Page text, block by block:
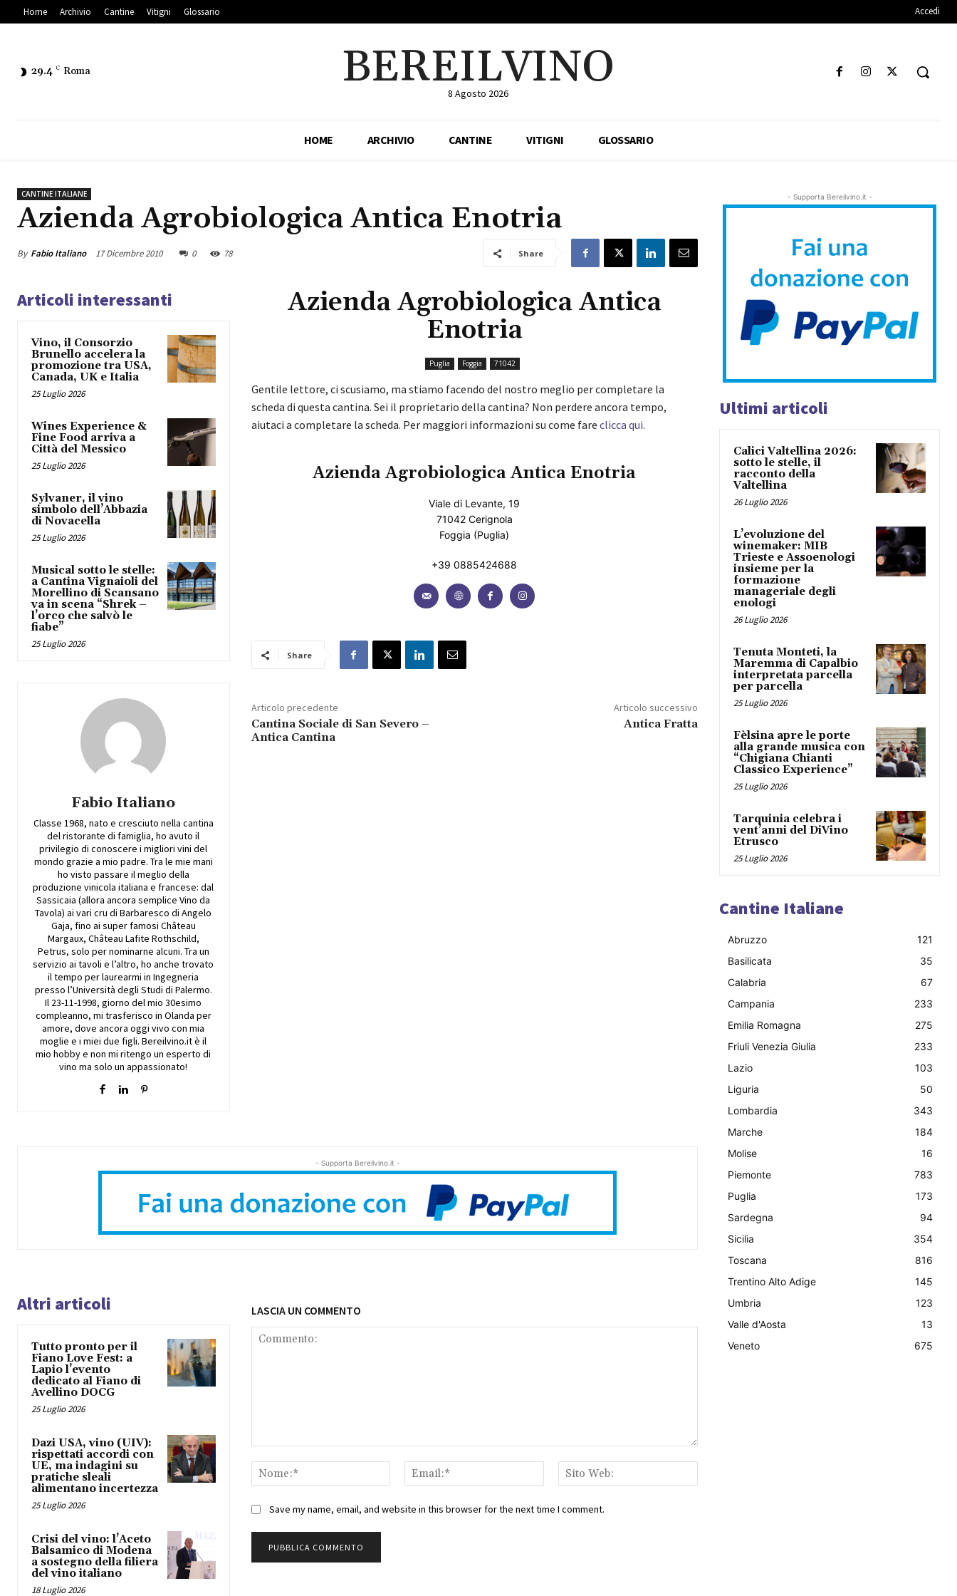
Home Archivio Cantine Vitigni Glossario Accedi
29.4 C Roma BEREILVINO
8 Agosto 2026
HOME ARCHIVIO CANTINE VITIGNI GLOSSARIO
CANTINE ITALIANE
Azienda Agrobiologica Antica Enotria
By Fabio Italiano 17 Dicembre 2010 0 78 Share
Articoli interessanti
Vino, il Consorzio
Brunello accelera la
promozione tra USA,
Canada, UK e Italia
25 Luglio 2026
Wines Experience &
Fine Food arriva a
Città del Messico
25 Luglio 2026
Sylvaner, il vino
simbolo dell’Abbazia
di Novacella
25 Luglio 2026
Musical sotto le stelle:
a Cantina Vignaioli del
Morellino di Scansano
va in scena “Shrek –
l’orco che salvò le
fiabe”
25 Luglio 2026
Fabio Italiano
Classe 1968, nato e cresciuto nella cantina
del ristorante di famiglia, ho avuto il
privilegio di conoscere i migliori vini del
mondo grazie a mio padre. Tra le mie mani
ho visto passare il meglio della
produzione vinicola italiana e francese: dal
Sassicaia (allora ancora semplice Vino da
Tavola) ai vari cru di Barbaresco di Angelo
Gaja, fino ai super famosi Château
Margaux, Château Lafite Rothschild,
Petrus, solo per nominarne alcuni. Tra un
servizio ai tavoli e l’altro, ho anche trovato
il tempo per laurearmi in Ingegneria
presso l’Università degli Studi di Palermo.
Il 23-11-1998, giorno del mio 30esimo
compleanno, mi trasferisco in Olanda per
amore, dove ancora oggi vivo con mia
moglie e i miei due figli. Bereilvino.it è il
mio hobby e non mi ritengo un esperto di
vino ma solo un appassionato!
Azienda Agrobiologica Antica
Enotria
Puglia Foggia 71042
Gentile lettore, ci scusiamo, ma stiamo facendo del nostro meglio per completare la
scheda di questa cantina. Sei il proprietario della cantina? Non perdere ancora tempo,
aiutaci a completare la scheda. Per maggiori informazioni su come fare clicca qui.
Azienda Agrobiologica Antica Enotria
Viale di Levante, 19
71042 Cerignola
Foggia (Puglia)
+39 0885424688
Share
Articolo precedente
Cantina Sociale di San Severo –
Antica Cantina
Articolo successivo
Antica Fratta
- Supporta Bereilvino.it -
Altri articoli
Tutto pronto per il
Fiano Love Fest: a
Lapio l’evento
dedicato al Fiano di
Avellino DOCG
25 Luglio 2026
Dazi USA, vino (UIV):
rispettati accordi con
UE, ma indagini su
pratiche sleali
alimentano incertezza
25 Luglio 2026
Crisi del vino: l’Aceto
Balsamico di Modena
a sostegno della filiera
del vino italiano
18 Luglio 2026
LASCIA UN COMMENTO
Nome:*
Email:*
Web:
Save my name, email, and website in this browser for the next time I comment.
- Supporta Bereilvino.it -
Ultimi articoli
Calici Valtellina 2026:
sotto le stelle, il
racconto della
Valtellina
26 Luglio 2026
L’evoluzione del
winemaker: MIB
Trieste e Assoenologi
insieme per la
formazione
manageriale degli
enologi
26 Luglio 2026
Tenuta Monteti, la
Maremma di Capalbio
interpretata parcella
per parcella
25 Luglio 2026
Fèlsina apre le porte
alla grande musica con
“Chigiana Chianti
Classico Experience”
25 Luglio 2026
Tarquinia celebra i
vent’anni del DiVino
Etrusco
25 Luglio 2026
Cantine Italiane
Abruzzo
121
Basilicata
35
Calabria
67
Campania
233
Emilia Romagna
275
Friuli Venezia Giulia
233
Lazio
103
Liguria
50
Lombardia
343
Marche
184
Molise
16
Piemonte
783
Puglia
173
Sardegna
94
Sicilia
354
Toscana
816
Trentino Alto Adige
145
Umbria
123
Valle d'Aosta
13
Veneto
675